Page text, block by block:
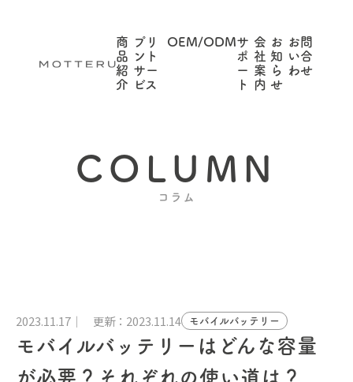
商
品
紹
介
プリ
ント
サー
ビス
OEM/ODMサ
ポ
ー
ト
会
社
案
内
お
知
ら
せ
お問
い合
わせ
COLUMN
コラム
2023.11.17 更新：2023.11.14 モバイルバッテリー
モバイルバッテリーはどんな容量
が必要？それぞれの使い道は？